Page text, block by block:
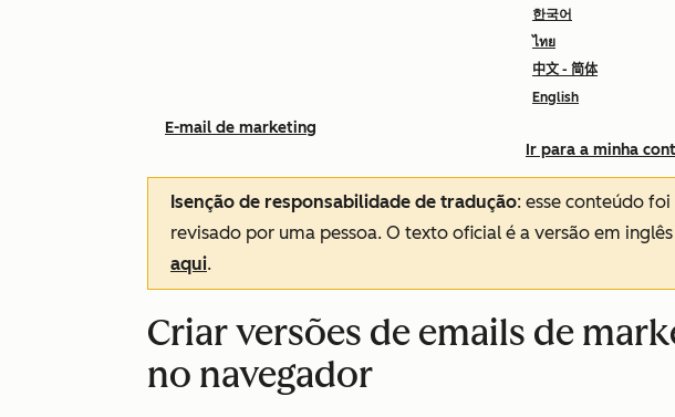
한국어
ไทย
中文 - 简体
English
Ir para a minha
E-mail de marketing
Isenção de responsabilidade de tradução: esse conteúdo
revisado por uma pessoa. O texto oficial é a versão em
aqui.
Criar versões de emails de
no navegador